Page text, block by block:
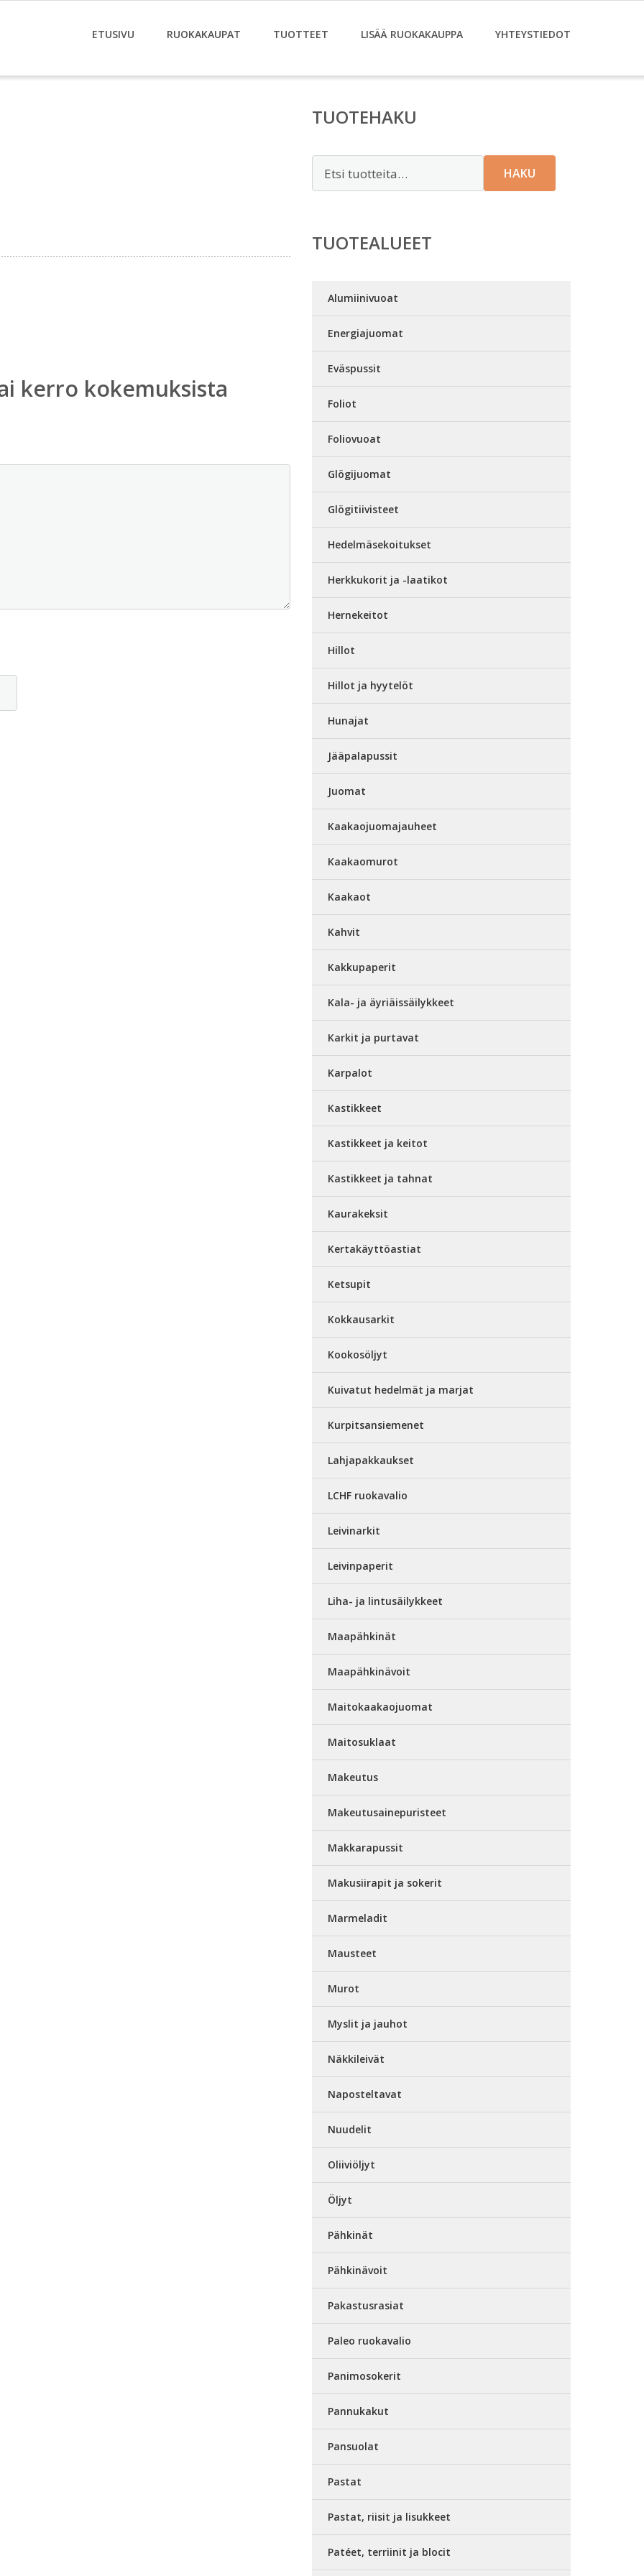
ETUSIVU RUOKAKAUPAT TUOTTEET LISÄÄ RUOKAKAUPPA YHTEYSTIEDOT
kerro kokemuksista
TUOTEHAKU
HAKU
TUOTEALUEET
Alumiinivuoat
Energiajuomat
Eväspussit
Foliot
Foliovuoat
Glögijuomat
Glögitiivisteet
Hedelmäsekoitukset
Herkkukorit ja -laatikot
Hernekeitot
Hillot
Hillot ja hyytelöt
Hunajat
Jääpalapussit
Juomat
Kaakaojuomajauheet
Kaakaomurot
Kaakaot
Kahvit
Kakkupaperit
Kala- ja äyriäissäilykkeet
Karkit ja purtavat
Karpalot
Kastikkeet
Kastikkeet ja keitot
Kastikkeet ja tahnat
Kaurakeksit
Kertakäyttöastiat
Ketsupit
Kokkausarkit
Kookosöljyt
Kuivatut hedelmät ja marjat
Kurpitsansiemenet
Lahjapakkaukset
LCHF ruokavalio
Leivinarkit
Leivinpaperit
Liha- ja lintusäilykkeet
Maapähkinät
Maapähkinävoit
Maitokaakaojuomat
Maitosuklaat
Makeutus
Makeutusainepuristeet
Makkarapussit
Makusiirapit ja sokerit
Marmeladit
Mausteet
Murot
Myslit ja jauhot
Näkkileivät
Naposteltavat
Nuudelit
Oliiviöljyt
Öljyt
Pähkinät
Pähkinävoit
Pakastusrasiat
Paleo ruokavalio
Panimosokerit
Pannukakut
Pansuolat
Pastat
Pastat, riisit ja lisukkeet
Patéet, terriinit ja blocit